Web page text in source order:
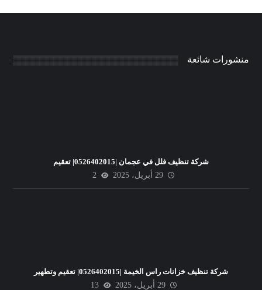
منشورات شائعة
شركة تنظيف فلل في عجمان |0526402015| تعقيم
29 أبريل، 2025
2
شركة تنظيف خزانات راس الخيمة |0526402015| تعقيم وتطهير
29 أبريل، 2025
13